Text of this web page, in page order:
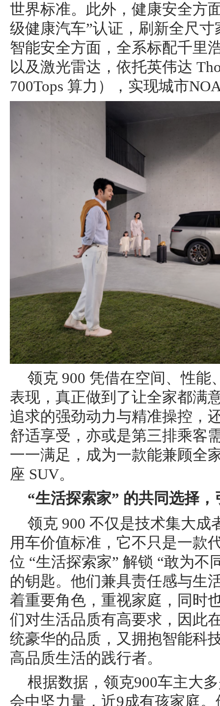
世界标准。此外，健康安全方
级健康汽车”认证，刷新全尺
智能安全方面，全系标配千里
以及激光雷达，依托英伟达
700Tops 算力），实现城市
领克 900 凭借在空间、性能
表现，真正做到了让全家都满
追求的强劲动力与精准操控，
舒适享受，亦或是第三排乘客
一一满足，成为一款能兼顾全
座 SUV。
“生活探索家” 的共同选择
领克 900 不仅是技术集大成
用车价值标准，它不只是一款
位 “生活探索家” 解锁 “敢为不
的钥匙。他们兼具责任感与生
着重要角色，重视家庭，同时
们对生活品质有高要求，因此
统豪华的品质，又拥抱智能科
高品质生活的践行者。
根据数据，领克900车主大
会中坚力量，近9成有孩家庭